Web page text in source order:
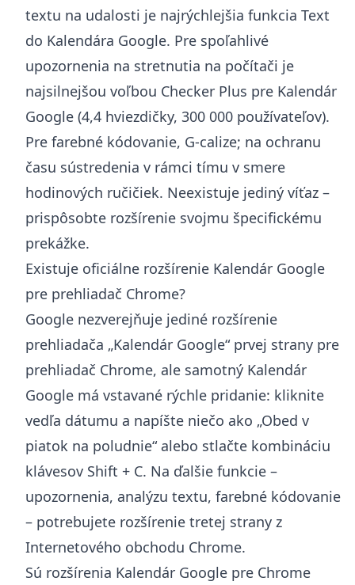
textu na udalosti je najrýchlejšia funkcia Text
do Kalendára Google. Pre spoľahlivé
upozornenia na stretnutia na počítači je
najsilnejšou voľbou Checker Plus pre Kalendár
Google (4,4 hviezdičky, 300 000 používateľov).
Pre farebné kódovanie, G-calize; na ochranu
času sústredenia v rámci tímu v smere
hodinových ručičiek. Neexistuje jediný víťaz –
prispôsobte rozšírenie svojmu špecifickému
prekážke.
Existuje oficiálne rozšírenie Kalendár Google
pre prehliadač Chrome?
Google nezverejňuje jediné rozšírenie
prehliadača „Kalendár Google“ prvej strany pre
prehliadač Chrome, ale samotný Kalendár
Google má vstavané rýchle pridanie: kliknite
vedľa dátumu a napíšte niečo ako „Obed v
piatok na poludnie“ alebo stlačte kombináciu
klávesov Shift + C. Na ďalšie funkcie –
upozornenia, analýzu textu, farebné kódovanie
– potrebujete rozšírenie tretej strany z
Internetového obchodu Chrome.
Sú rozšírenia Kalendár Google pre Chrome